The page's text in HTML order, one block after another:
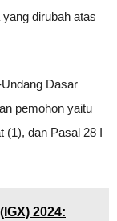
dirubah atas
Dasar
pemohon yaitu
(1), dan Pasal 28 I
2024: